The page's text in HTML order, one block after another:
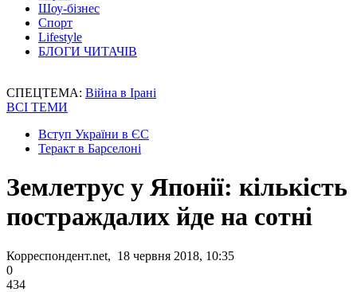
Шоу-бізнес
Спорт
Lifestyle
БЛОГИ ЧИТАЧІВ
СПЕЦТЕМА: Війна в Ірані
ВСІ ТЕМИ
Вступ України в ЄС
Теракт в Барселоні
Землетрус у Японії: кількість
постраждалих йде на сотні
Корреспондент.net, 18 червня 2018, 10:35
0
434